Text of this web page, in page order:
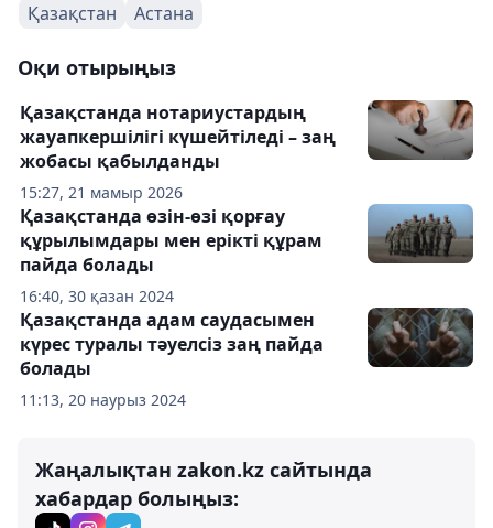
Қазақстан Астана
Оқи отырыңыз
15:27, 21 мамыр 2026
Қазақстанда нотариустардың
жауапкершілігі күшейтіледі – заң
жобасы қабылданды
16:40, 30 қазан 2024
Қазақстанда өзін-өзі қорғау
құрылымдары мен ерікті құрам
пайда болады
11:13, 20 наурыз 2024
Қазақстанда адам саудасымен
күрес туралы тәуелсіз заң пайда
болады
Жаңалықтан zakon.kz сайтында
хабардар болыңыз: